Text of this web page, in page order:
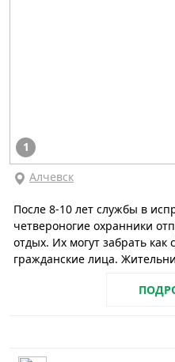
1
Алчевск
После 8-10 лет службы в
четвероногие охранники
отдых. Их могут забрать
гражданские лица.